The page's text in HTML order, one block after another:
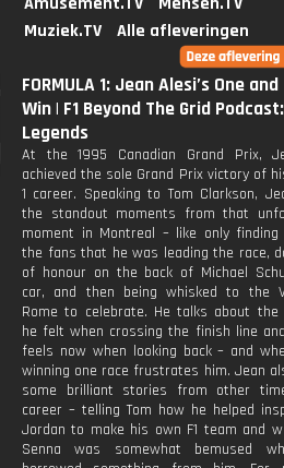
Muziek.TV
Alle afleveringen
FORMULA 1: Jean Alesi’s One
Win | F1 Beyond The Grid Podcast:
Legends
At the 1995 Canadian Grand Prix,
achieved the sole Grand Prix victory of
1 career. Speaking to Tom Clarkson,
the standout moments from that
moment in Montreal – like only
the fans that he was leading the race,
of honour on the back of Michael
car, and then being whisked to the
Rome to celebrate. He talks about the
he felt when crossing the finish line
feels now when looking back – and
winning one race frustrates him. Jean
some brilliant stories from other
career – telling Tom how he helped
Jordan to make his own F1 team and
Senna was somewhat bemused